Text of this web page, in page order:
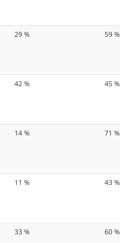
29 % 59 %
42 % 45 %
14 % 71 %
11 % 43 %
33 % 60 %